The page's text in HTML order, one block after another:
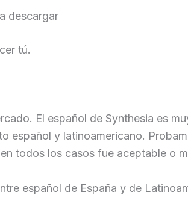
descargar
tú.
El español de Synthesia es
español y latinoamericano.
todos los casos fue aceptable o
español de España y de